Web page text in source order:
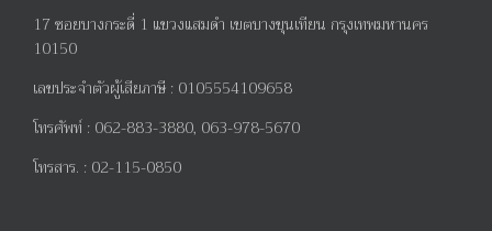
17ซอยบางกระดี่ 1 แขวงแสมดำ เขตบางขุนเทียน กรุงเทพมหานคร
10150
เลขประจำตัวผู้เสียภาษี : 0105554109658
โทรศัพท์ : 062-883-3880, 063-978-5670
โทรสาร. : 02-115-0850